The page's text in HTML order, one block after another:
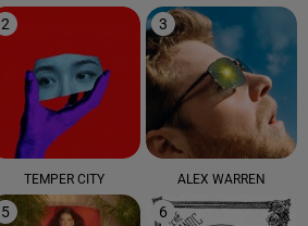
2
TEMPER CITY
3
ALEX WARREN
5 6